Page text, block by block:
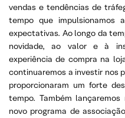
vendas e tendências de
tempo que impulsionamos
expectativas. Ao longo da
novidade, ao valor e à
experiência de compra na
continuaremos a investir nos
proporcionaram um forte
tempo. Também
novo programa de